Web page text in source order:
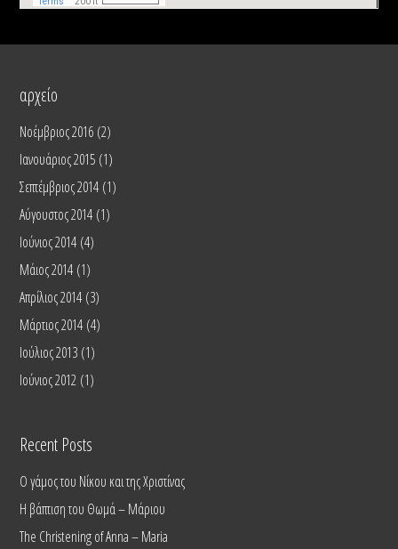
αρχείο
Νοέμβριος 2016 (2)
Ιανουάριος 2015 (1)
Σεπτέμβριος 2014 (1)
Αύγουστος 2014 (1)
Ιούνιος 2014 (4)
Μάιος 2014 (1)
Απρίλιος 2014 (3)
Μάρτιος 2014 (4)
Ιούλιος 2013 (1)
Ιούνιος 2012 (1)
Recent Posts
Ο γάμος του Νίκου και της Χριστίνας
Η βάπτιση του Θωμά – Μάριου
The Christening of Anna – Maria